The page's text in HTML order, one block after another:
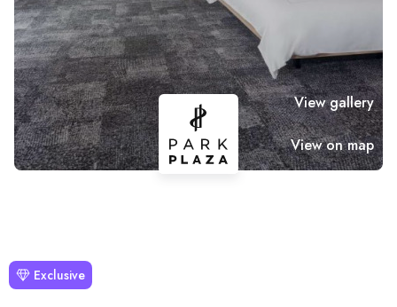
View gallery
View on map
Exclusive